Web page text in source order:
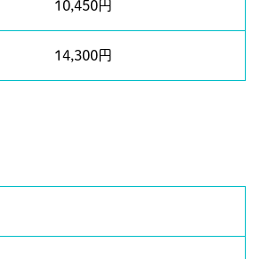
10,450円
14,300円